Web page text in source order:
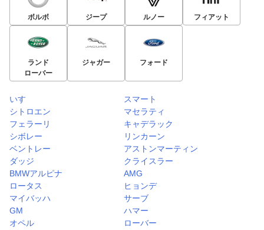
ボルボ ジープ ルノー フィアット
ランド
ローバー
ジャガー フォード
いすゞ
スマート
シトロエン
マセラティ
フェラーリ
キャデラック
シボレー
リンカーン
ベントレー
アストンマーティン
ダッジ
クライスラー
BMWアルピナ
AMG
ロータス
ヒョンデ
マイバッハ
サーブ
GM
ハマー
オペル
ローバー